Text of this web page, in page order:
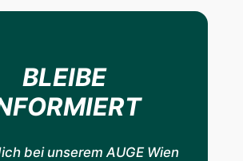
BLEIBE
bei unserem AUGE Wien